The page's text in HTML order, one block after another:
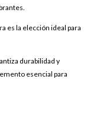
es la elección ideal para
durabilidad y
esencial para